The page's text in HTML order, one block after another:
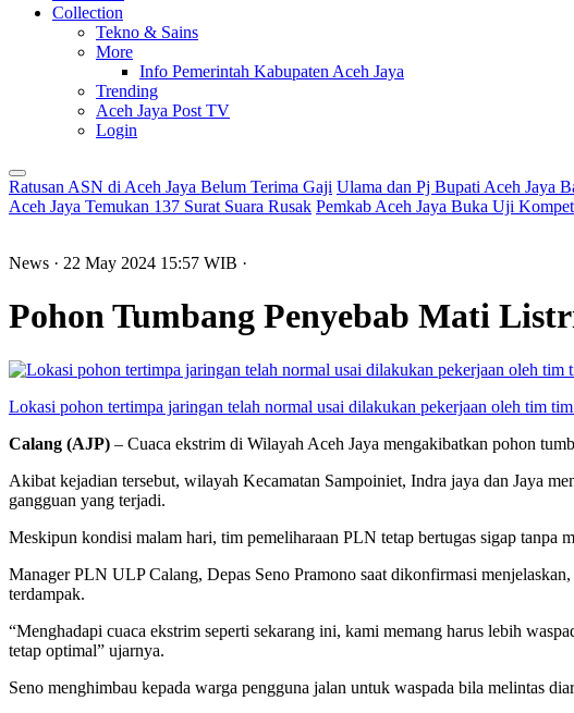
Collection
Tekno & Sains
More
Info Pemerintah Kabupaten Aceh Jaya
Trending
Aceh Jaya Post TV
Login
Ratusan ASN di Aceh Jaya Belum Terima Gaji Ulama dan Pj Bupati Aceh Jaya
Aceh Jaya Temukan 137 Surat Suara Rusak Pemkab Aceh Jaya Buka Uji
News · 22 May 2024 15:57 WIB ·
Pohon Tumbang Penyebab Mati
Lokasi pohon tertimpa jaringan telah normal usai dilakukan pekerjaan oleh tim
Calang (AJP) – Cuaca ekstrim di Wilayah Aceh Jaya mengakibatkan pohon
Akibat kejadian tersebut, wilayah Kecamatan Sampoiniet, Indra jaya dan Jaya
gangguan yang terjadi.
Meskipun kondisi malam hari, tim pemeliharaan PLN tetap bertugas sigap tanpa
Manager PLN ULP Calang, Depas Seno Pramono saat dikonfirmasi
terdampak.
“Menghadapi cuaca ekstrim seperti sekarang ini, kami memang harus lebih
tetap optimal” ujarnya.
Seno menghimbau kepada warga pengguna jalan untuk waspada bila melintas